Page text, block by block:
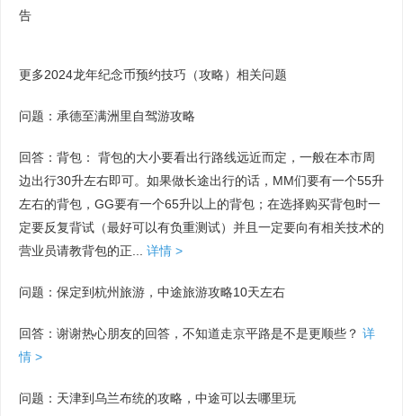
告
更多2024龙年纪念币预约技巧（攻略）相关问题
问题：承德至满洲里自驾游攻略
回答：背包： 背包的大小要看出行路线远近而定，一般在本市周
边出行30升左右即可。如果做长途出行的话，MM们要有一个55升
左右的背包，GG要有一个65升以上的背包；在选择购买背包时一
定要反复背试（最好可以有负重测试）并且一定要向有相关技术的
营业员请教背包的正...
详情 >
问题：保定到杭州旅游，中途旅游攻略10天左右
回答：谢谢热心朋友的回答，不知道走京平路是不是更顺些？ 详
情 >
问题：天津到乌兰布统的攻略，中途可以去哪里玩